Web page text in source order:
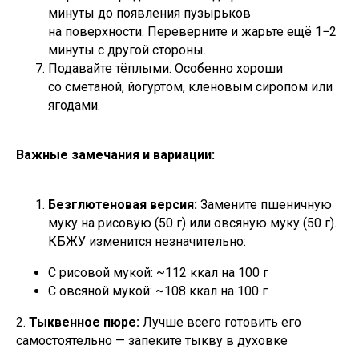
минуты до появления пузырьков
на поверхности. Переверните и жарьте ещё 1−2
минуты с другой стороны.
Подавайте тёплыми. Особенно хороши
со сметаной, йогуртом, кленовым сиропом или
ягодами.
Важные замечания и вариации:
Безглютеновая версия: Замените пшеничную
муку на рисовую (50 г) или овсяную муку (50 г).
КБЖУ изменится незначительно:
С рисовой мукой: ~112 ккал на 100 г
С овсяной мукой: ~108 ккал на 100 г
2. Тыквенное пюре: Лучше всего готовить его
самостоятельно — запеките тыкву в духовке